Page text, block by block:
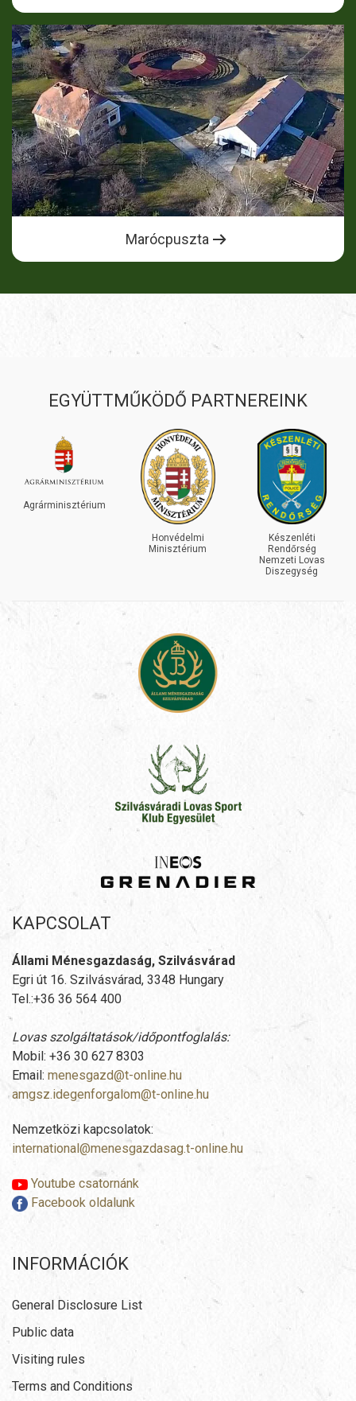
Marócpuszta
EGYÜTTMŰKÖDŐ PARTNEREINK
Agrárminisztérium
Honvédelmi
Minisztérium
Készenléti
Rendőrség
Nemzeti Lovas
Diszegység
KAPCSOLAT
Állami Ménesgazdaság, Szilvásvárad
Egri út 16. Szilvásvárad, 3348 Hungary
Tel.:+36 36 564 400
Lovas szolgáltatások/időpontfoglalás:
Mobil: +36 30 627 8303
Email: menesgazd@t-online.hu
amgsz.idegenforgalom@t-online.hu
Nemzetközi kapcsolatok:
international@menesgazdasag.t-online.hu
Youtube csatornánk
Facebook oldalunk
INFORMÁCIÓK
General Disclosure List
Public data
Visiting rules
Terms and Conditions